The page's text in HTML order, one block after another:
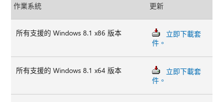
作業系統 更新
所有支援的 Windows 8.1 x86 版本
立即下載套
件。
所有支援的 Windows 8.1 x64 版本
立即下載套
件。